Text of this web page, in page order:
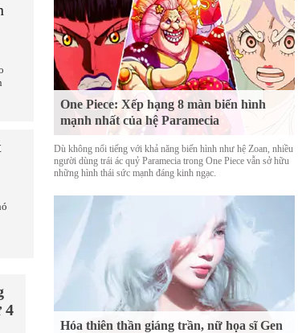
4
One Piece: Xếp hạng 8 màn biến hình
mạnh nhất của hệ Paramecia
Dù không nổi tiếng với khả năng biến hình như hệ Zoan, nhiều
người dùng trái ác quỷ Paramecia trong One Piece vẫn sở hữu
những hình thái sức mạnh đáng kinh ngạc.
Hóa thiên thần giáng trần, nữ họa sĩ Gen